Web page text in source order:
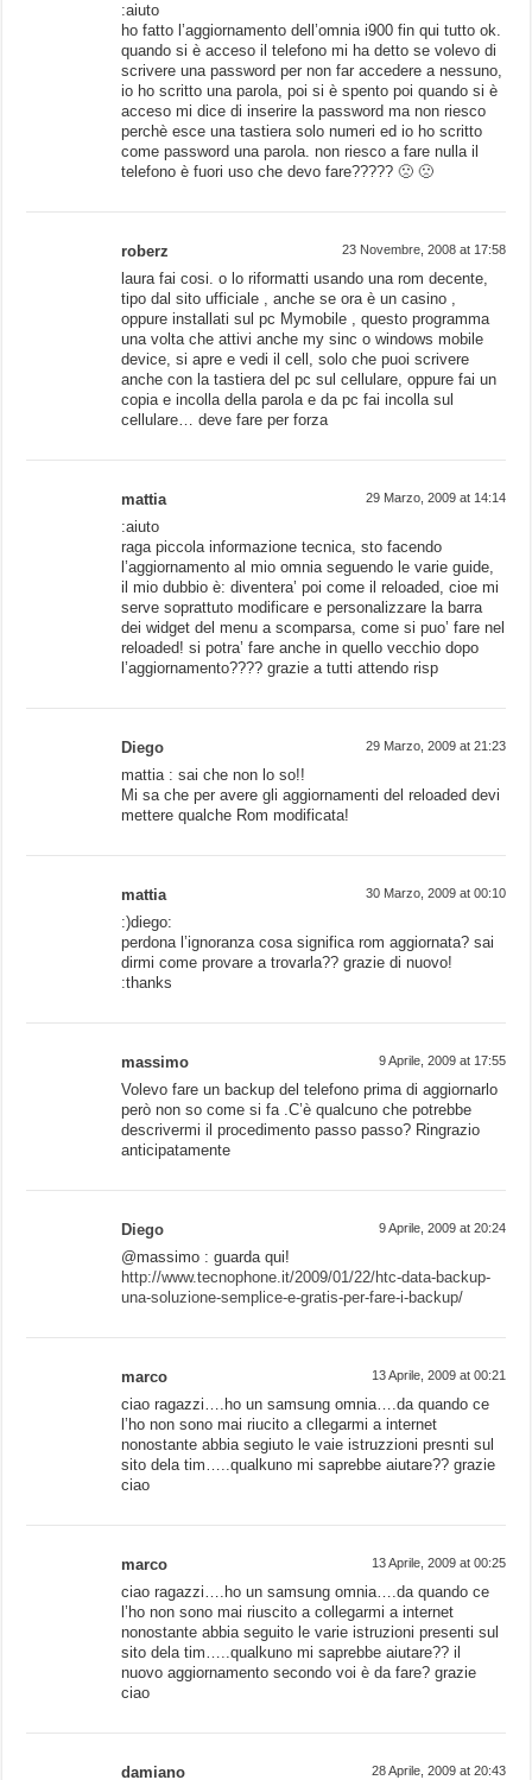
:aiuto
ho fatto l’aggiornamento dell’omnia i900 fin qui tutto ok.
quando si è acceso il telefono mi ha detto se volevo di
scrivere una password per non far accedere a nessuno,
io ho scritto una parola, poi si è spento poi quando si è
acceso mi dice di inserire la password ma non riesco
perchè esce una tastiera solo numeri ed io ho scritto
come password una parola. non riesco a fare nulla il
telefono è fuori uso che devo fare????? 🙁 🙁
roberz 23 Novembre, 2008 at 17:58
laura fai cosi. o lo riformatti usando una rom decente,
tipo dal sito ufficiale , anche se ora è un casino ,
oppure installati sul pc Mymobile , questo programma
una volta che attivi anche my sinc o windows mobile
device, si apre e vedi il cell, solo che puoi scrivere
anche con la tastiera del pc sul cellulare, oppure fai un
copia e incolla della parola e da pc fai incolla sul
cellulare… deve fare per forza
mattia 29 Marzo, 2009 at 14:14
:aiuto
raga piccola informazione tecnica, sto facendo
l’aggiornamento al mio omnia seguendo le varie guide,
il mio dubbio è: diventera’ poi come il reloaded, cioe mi
serve soprattuto modificare e personalizzare la barra
dei widget del menu a scomparsa, come si puo’ fare nel
reloaded! si potra’ fare anche in quello vecchio dopo
l’aggiornamento???? grazie a tutti attendo risp
Diego 29 Marzo, 2009 at 21:23
mattia : sai che non lo so!!
Mi sa che per avere gli aggiornamenti del reloaded devi
mettere qualche Rom modificata!
mattia 30 Marzo, 2009 at 00:10
:)diego:
perdona l’ignoranza cosa significa rom aggiornata? sai
dirmi come provare a trovarla?? grazie di nuovo!
:thanks
massimo 9 Aprile, 2009 at 17:55
Volevo fare un backup del telefono prima di aggiornarlo
però non so come si fa .C’è qualcuno che potrebbe
descrivermi il procedimento passo passo? Ringrazio
anticipatamente
Diego 9 Aprile, 2009 at 20:24
@massimo : guarda qui!
http://www.tecnophone.it/2009/01/22/htc-data-backup-
una-soluzione-semplice-e-gratis-per-fare-i-backup/
marco 13 Aprile, 2009 at 00:21
ciao ragazzi….ho un samsung omnia….da quando ce
l’ho non sono mai riucito a cllegarmi a internet
nonostante abbia segiuto le vaie istruzzioni presnti sul
sito dela tim…..qualkuno mi saprebbe aiutare?? grazie
ciao
marco 13 Aprile, 2009 at 00:25
ciao ragazzi….ho un samsung omnia….da quando ce
l’ho non sono mai riuscito a collegarmi a internet
nonostante abbia seguito le varie istruzioni presenti sul
sito dela tim…..qualkuno mi saprebbe aiutare?? il
nuovo aggiornamento secondo voi è da fare? grazie
ciao
damiano 28 Aprile, 2009 at 20:43